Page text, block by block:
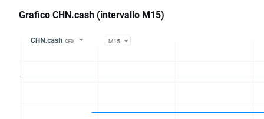
Grafico CHN.cash (intervallo M15)